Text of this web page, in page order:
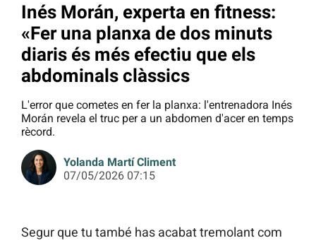
Inés Morán, experta en fitness:
«Fer una planxa de dos minuts
diaris és més efectiu que els
abdominals clàssics
L'error que cometes en fer la planxa: l'entrenadora Inés
Morán revela el truc per a un abdomen d'acer en temps
rècord.
Yolanda Martí Climent
07/05/2026 07:15
Segur que tu també has acabat tremolant com